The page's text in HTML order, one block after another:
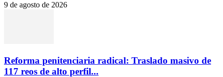
9 de agosto de 2026
Reforma penitenciaria radical: Traslado masivo de
117 reos de alto perfil...